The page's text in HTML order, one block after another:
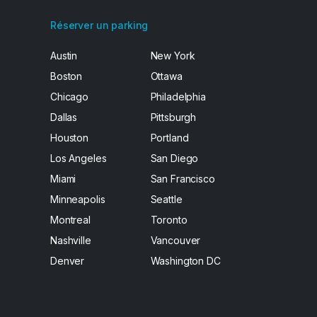
Réserver un parking
Austin
Boston
Chicago
Dallas
Houston
Los Angeles
Miami
Minneapolis
Montreal
Nashville
Denver
New York
Ottawa
Philadelphia
Pittsburgh
Portland
San Diego
San Francisco
Seattle
Toronto
Vancouver
Washington DC